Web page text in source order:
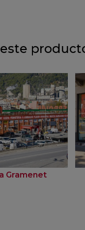
Gramenet